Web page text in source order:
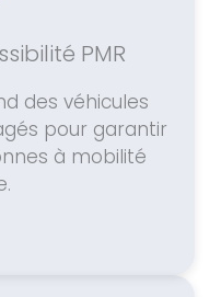
PMR
des véhicules
pour garantir
à mobilité